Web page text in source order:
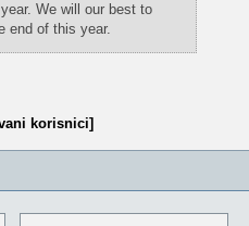
We will our best to
end of this year.
korisnici]